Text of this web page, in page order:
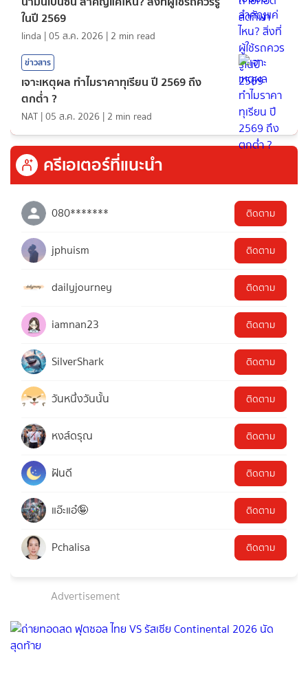
ในปี 2569
linda |05 ส.ค. 2026 | 2 min read
ข่าวสาร
เจาะเหตุผล ทำไมราคาทุเรียน ปี 2569 ถึง
ตกต่ำ ?
NAT |05 ส.ค. 2026 | 2 min read
ครีเอเตอร์ที่แนะนำ
080******* ติดตาม
jphuism ติดตาม
dailyjourney ติดตาม
iamnan23 ติดตาม
SilverShark ติดตาม
วันหนึ่งวันนั้น ติดตาม
หงส์ดรุณ ติดตาม
ฝันดี ติดตาม
แอ๊ะแอ๋🤪 ติดตาม
Pchalisa ติดตาม
Advertisement